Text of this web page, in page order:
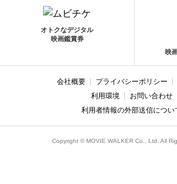
オトクなデジタル
映画鑑賞券
映
会社概要 プライバシーポリシー
利用環境
お問い合わせ
利用者情報の外部送信につい
Copyright © MOVIE WALKER Co., Ltd. All